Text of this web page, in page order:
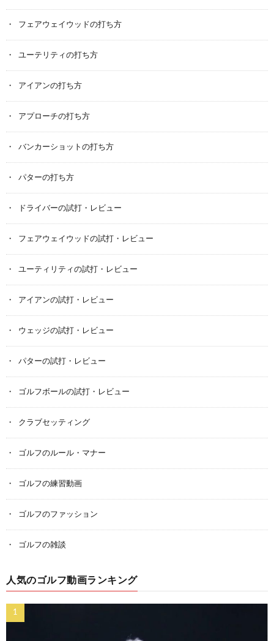
フェアウェイウッドの打ち方
ユーテリティの打ち方
アイアンの打ち方
アプローチの打ち方
バンカーショットの打ち方
パターの打ち方
ドライバーの試打・レビュー
フェアウェイウッドの試打・レビュー
ユーティリティの試打・レビュー
アイアンの試打・レビュー
ウェッジの試打・レビュー
パターの試打・レビュー
ゴルフボールの試打・レビュー
クラブセッティング
ゴルフのルール・マナー
ゴルフの練習動画
ゴルフのファッション
ゴルフの雑談
人気のゴルフ動画ランキング